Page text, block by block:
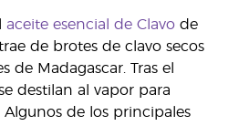
aceite esencial de Clavo de
de brotes de clavo secos
de Madagascar. Tras el
destilan al vapor para
de los principales